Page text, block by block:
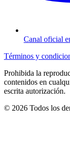
Canal oficial
Términos y
Prohibida la
contenidos en
escrita autorización.
© 2026 Todos los